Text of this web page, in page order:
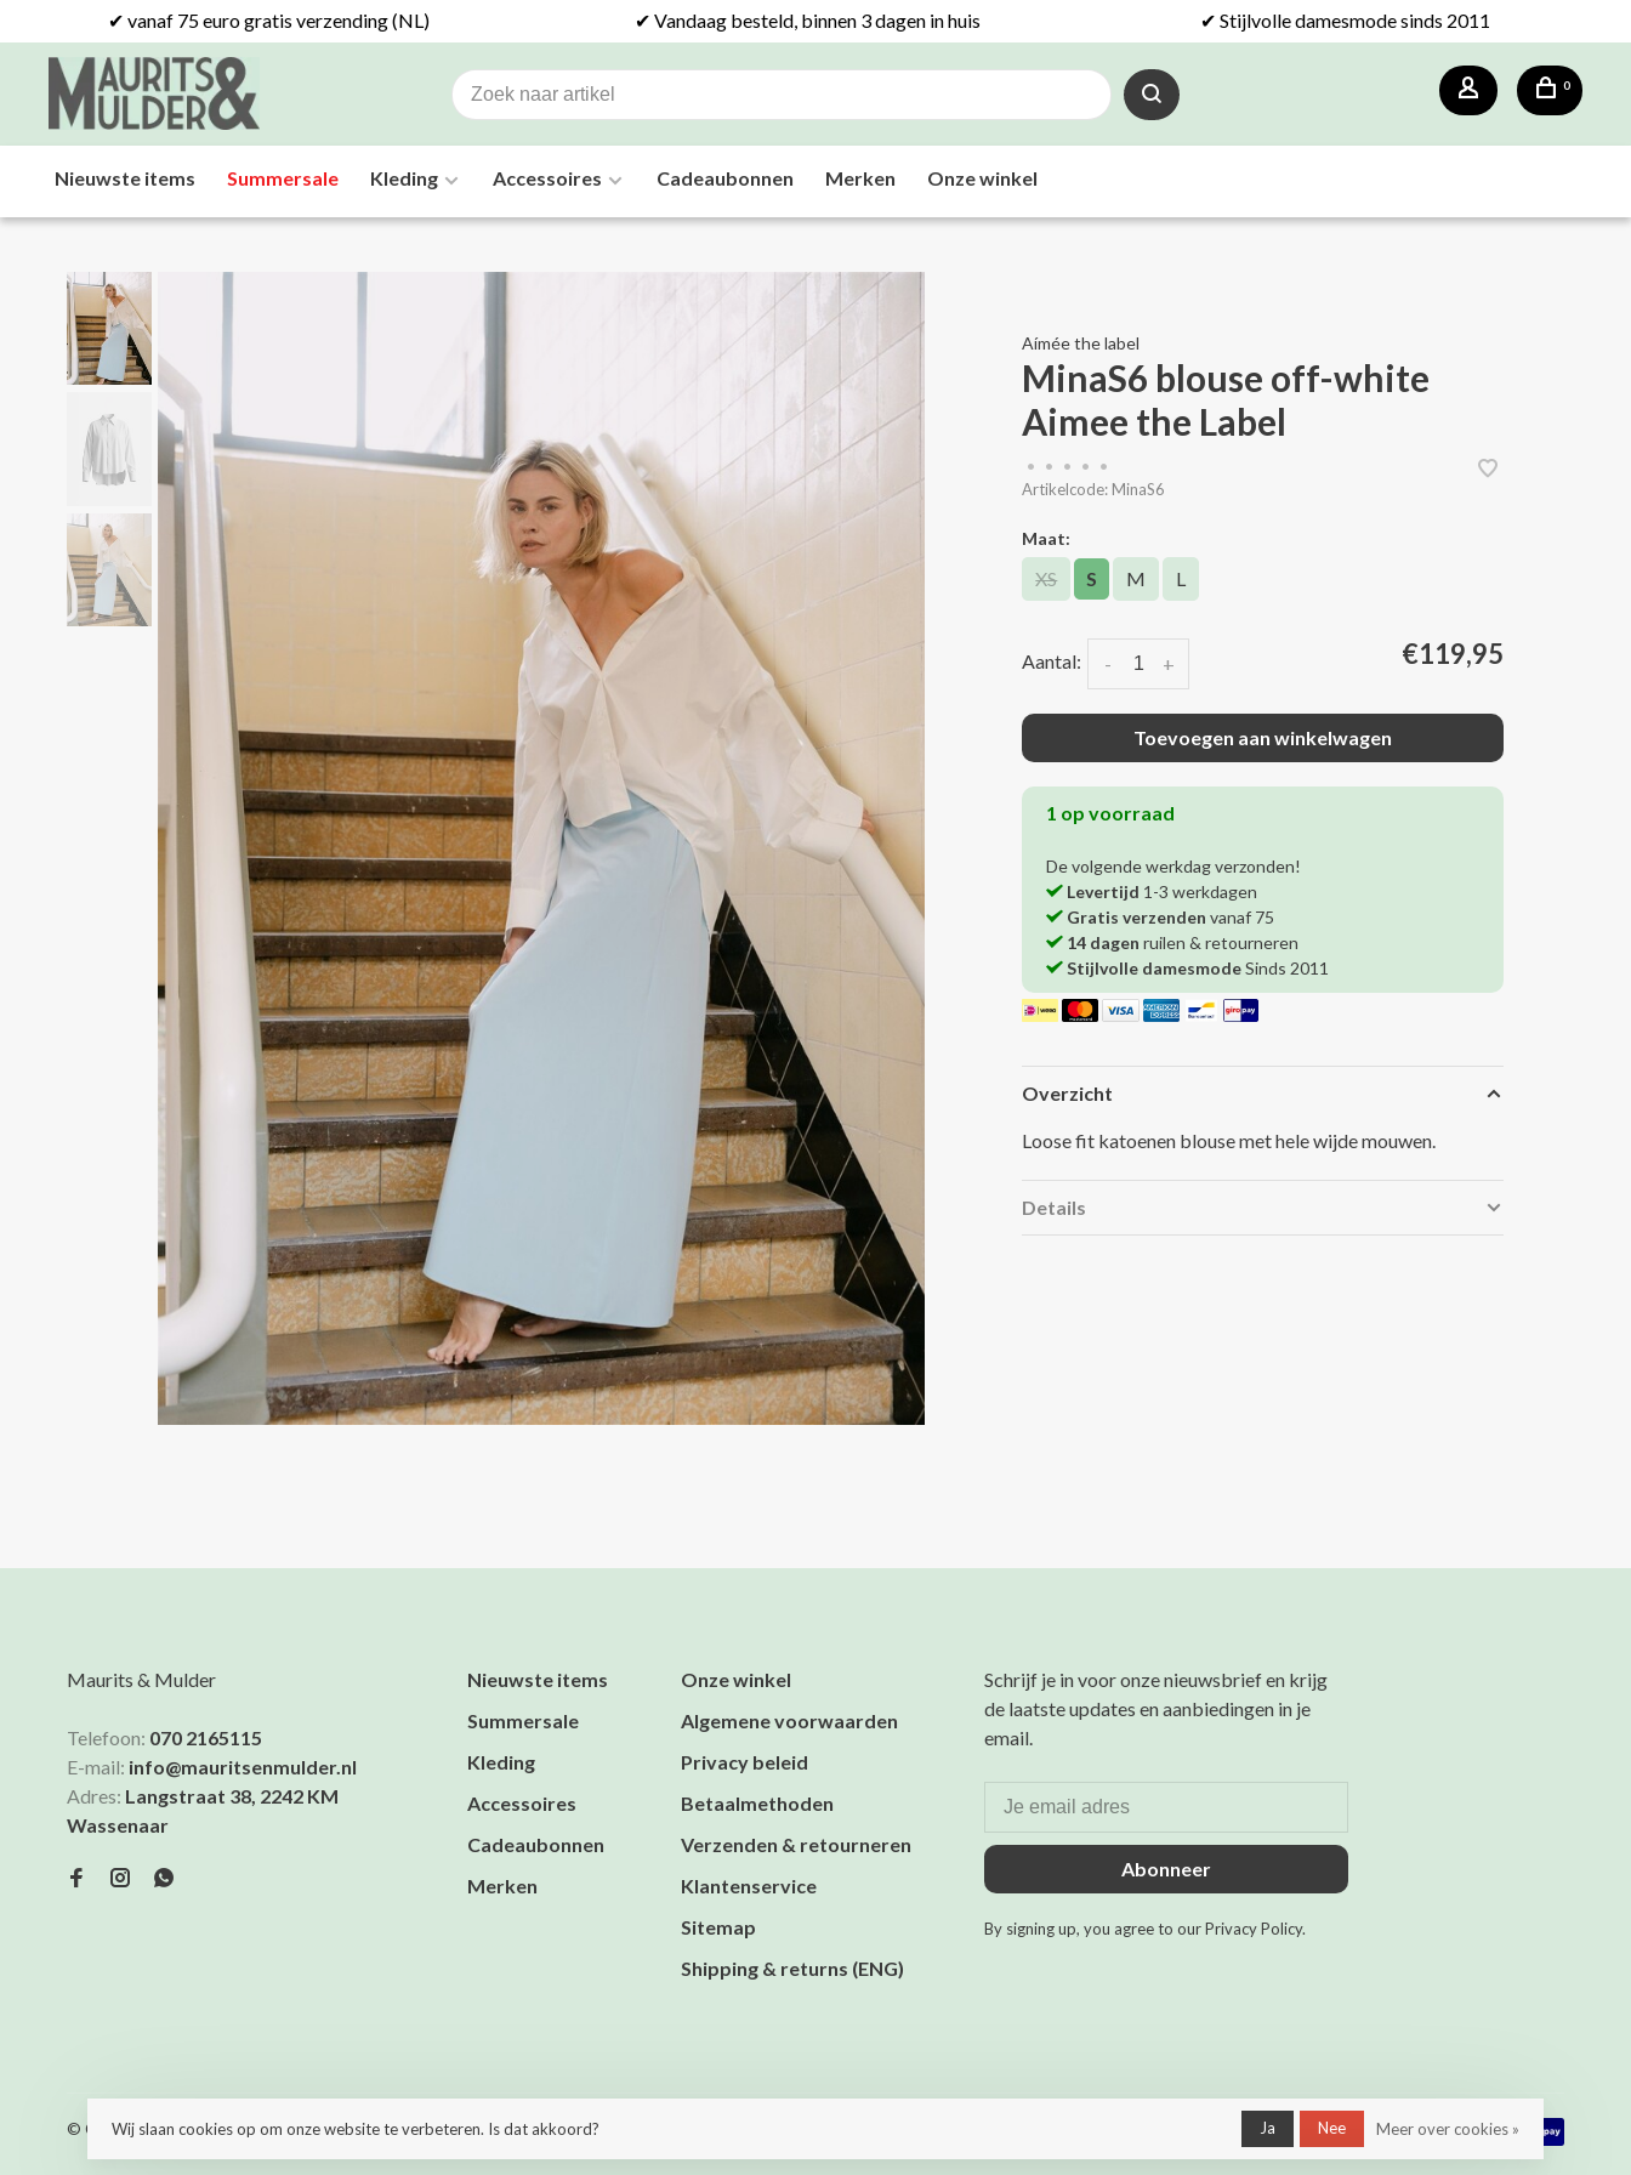
✔ vanaf 75 euro gratis verzending (NL) ✔ Vandaag besteld, binnen 3 dagen in huis ✔ Stijlvolle damesmode sinds 2011
0
Nieuwste items Summersale Kleding Accessoires Cadeaubonnen Merken Onze winkel
Aímée the label
MinaS6 blouse off-white
Aimee the Label
• • • •
•
Artikelcode: MinaS6
Maat:
XS S M L
Aantal: +
- €119,95
Toevoegen aan winkelwagen
1 op voorraad
De volgende werkdag verzonden!
Levertijd 1-3 werkdagen
Gratis verzenden vanaf 75
14 dagen ruilen & retourneren
Stijlvolle damesmodeSinds 2011
Overzicht
Loose fit katoenen blouse met hele wijde mouwen.
Details
Maurits & Mulder
Telefoon: 070 2165115
E-mail: info@mauritsenmulder.nl
Adres: Langstraat 38, 2242 KM
Wassenaar
Nieuwste items
Summersale
Kleding
Accessoires
Cadeaubonnen
Merken
Onze winkel
Algemene voorwaarden
Privacy beleid
Betaalmethoden
Verzenden & retourneren
Klantenservice
Sitemap
Shipping & returns (ENG)
Schrijf je in voor onze nieuwsbrief en krijg
de laatste updates en aanbiedingen in je
email.
Abonneer
By signing up, you agree to our Privacy Policy.
© Copyright 2026 Maurits & Mulder- Powered byLightspeed- Theme by
Wij slaan cookies op om onze website te verbeteren. Is dat akkoord? Ja Nee Meer over cookies »